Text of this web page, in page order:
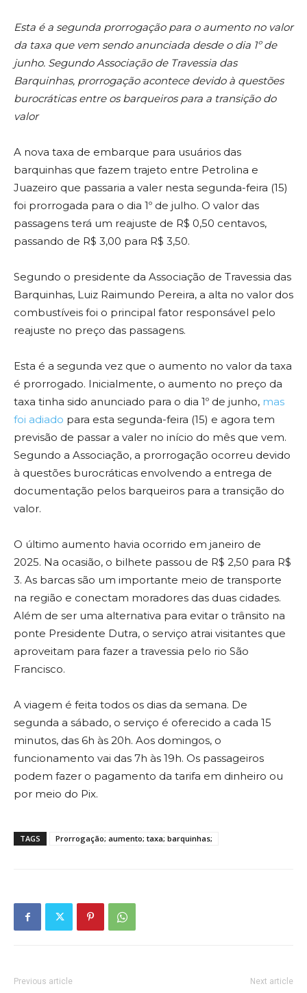
Esta é a segunda prorrogação para o aumento no valor
da taxa que vem sendo anunciada desde o dia 1º de
junho. Segundo Associação de Travessia das
Barquinhas, prorrogação acontece devido à questões
burocráticas entre os barqueiros para a transição do
valor
A nova taxa de embarque para usuários das
barquinhas que fazem trajeto entre Petrolina e
Juazeiro que passaria a valer nesta segunda-feira (15)
foi prorrogada para o dia 1º de julho. O valor das
passagens terá um reajuste de R$ 0,50 centavos,
passando de R$ 3,00 para R$ 3,50.
Segundo o presidente da Associação de Travessia das
Barquinhas, Luiz Raimundo Pereira, a alta no valor dos
combustíveis foi o principal fator responsável pelo
reajuste no preço das passagens.
Esta é a segunda vez que o aumento no valor da taxa
é prorrogado. Inicialmente, o aumento no preço da
taxa tinha sido anunciado para o dia 1º de junho, mas
foi adiado para esta segunda-feira (15) e agora tem
previsão de passar a valer no início do mês que vem.
Segundo a Associação, a prorrogação ocorreu devido
à questões burocráticas envolvendo a entrega de
documentação pelos barqueiros para a transição do
valor.
O último aumento havia ocorrido em janeiro de
2025. Na ocasião, o bilhete passou de R$ 2,50 para R$
3. As barcas são um importante meio de transporte
na região e conectam moradores das duas cidades.
Além de ser uma alternativa para evitar o trânsito na
ponte Presidente Dutra, o serviço atrai visitantes que
aproveitam para fazer a travessia pelo rio São
Francisco.
A viagem é feita todos os dias da semana. De
segunda a sábado, o serviço é oferecido a cada 15
minutos, das 6h às 20h. Aos domingos, o
funcionamento vai das 7h às 19h. Os passageiros
podem fazer o pagamento da tarifa em dinheiro ou
por meio do Pix.
TAGS Prorrogação; aumento; taxa; barquinhas;
Previous article Next article